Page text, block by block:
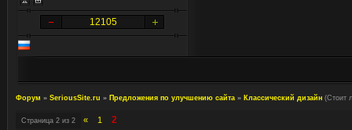
12105
Форум » SeriousSite.ru » Предложения по улучшению сайта » Классический дизайн (Стоит
Страница 2 из 2 « 1 2